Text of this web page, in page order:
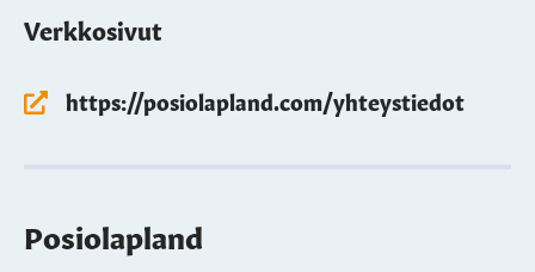
Verkkosivut
https://posiolapland.com/yhteystiedot
Posiolapland